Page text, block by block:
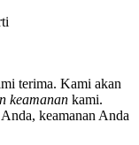
terima. Kami akan
keamanan kami.
Anda, keamanan Anda